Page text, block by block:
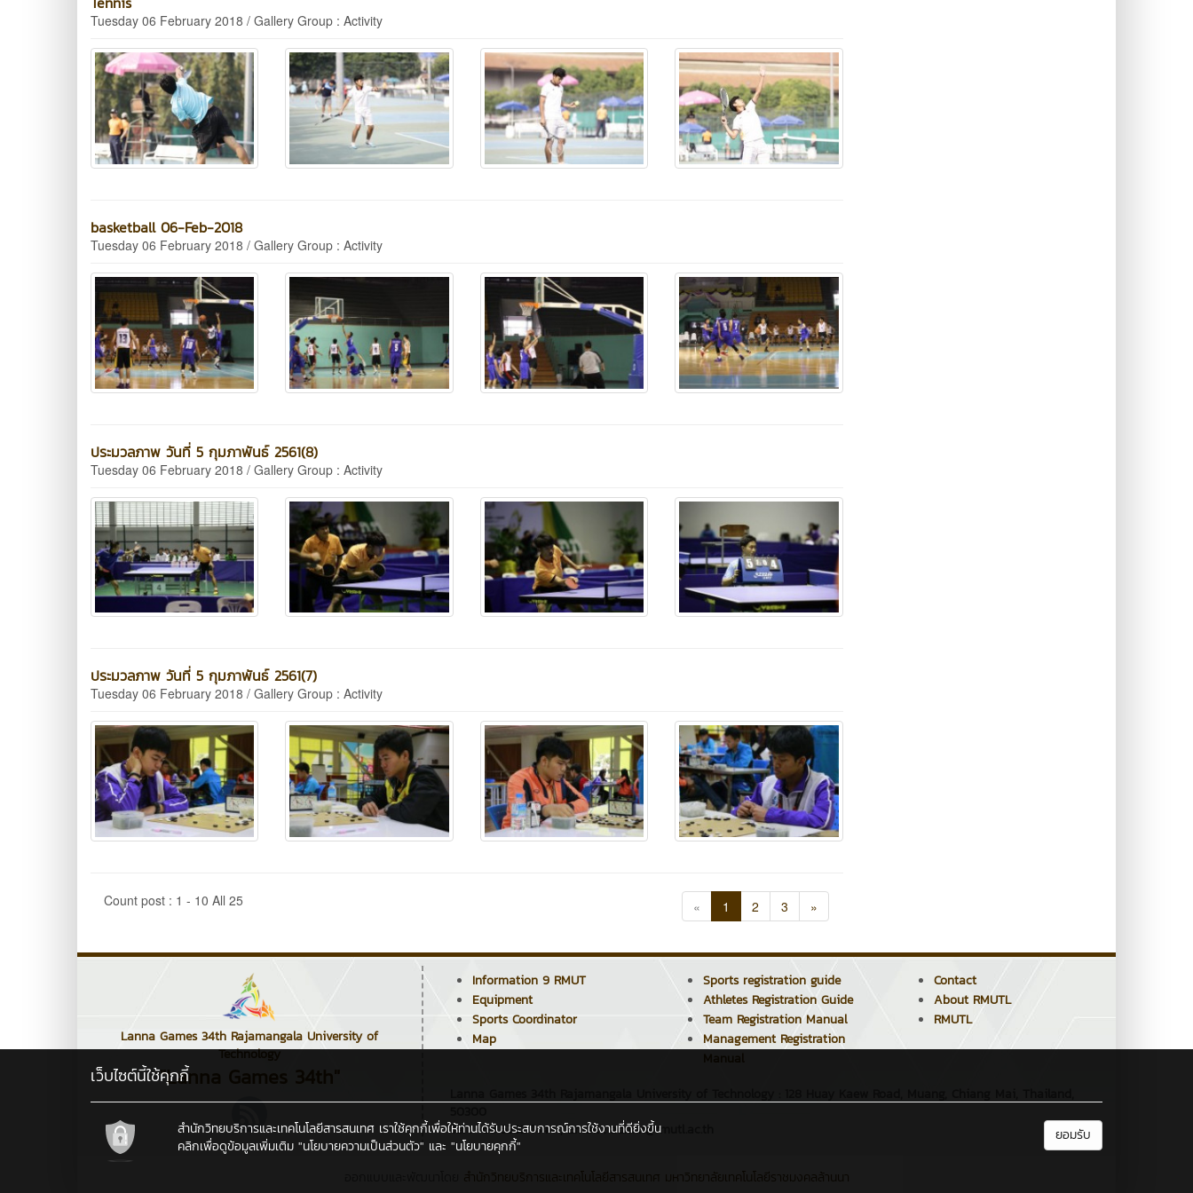
Tuesday 06 February 2018 / Gallery Group : Activity
basketball 06-Feb-2018
Tuesday 06 February 2018 / Gallery Group : Activity
ประมวลภาพ วันที่ 5 กุมภาพันธ์ 2561(8)
Tuesday 06 February 2018 / Gallery Group : Activity
ประมวลภาพ วันที่ 5 กุมภาพันธ์ 2561(7)
Tuesday 06 February 2018 / Gallery Group : Activity
Count post : 1 - 10 All 25 « 1 2 3 »
Lanna Games 34th Rajamangala University of
Technology
"Lanna Games 34th"
Information 9 RMUT
Equipment
Sports Coordinator
Map
Sports registration guide
Athletes Registration Guide
Team Registration Manual
Management Registration
Manual
Contact
About RMUTL
RMUTL
Tel : +66 5392 1444 , Email : admin@rmutl.ac.th
เว็บไซต์นี้ใช้คุกกี้
สำนักวิทยบริการและเทคโนโลยีสารสนเทศ เราใช้คุกกี้เพื่อให้ท่านได้รับประสบการณ์การใช้งานที่ดียิ่งขึ้น
คลิกเพื่อดูข้อมูลเพิ่มเติม "นโยบายความเป็นส่วนตัว" และ "นโยบายคุกกี้"
ยอมรับ
สำนักวิทยบริการและเทคโนโลยีสารสนเทศ มหาวิทยาลัยเทคโนโลยีราชมงคลล้านนา